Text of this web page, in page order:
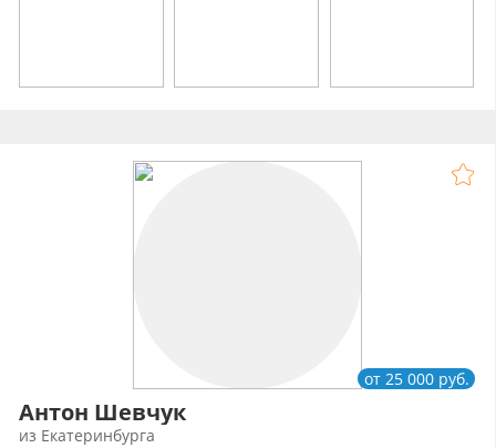
Антон Шевчук
от 25 000 руб.
из Екатеринбурга